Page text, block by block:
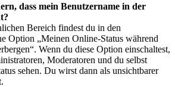
dass mein Benutzername in der
Bereich findest du in den
Option „Meinen Online-Status während
Wenn du diese Option einschaltest,
Moderatoren und du selbst
sehen. Du wirst dann als unsichtbarer